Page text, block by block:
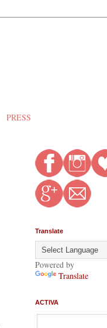
PRESS
Translate
Powered by
Translate
ACTIVA